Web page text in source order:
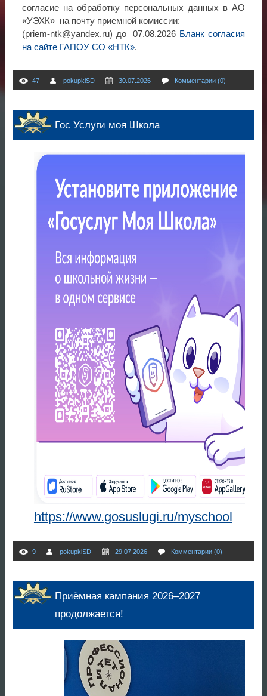
согласие на обработку персональных данных в АО
«УЭХК» на почту приемной комиссии:
(priem-ntk@yandex.ru) до 07.08.2026 Бланк согласия
на сайте ГАПОУ СО «НТК».
47 pokupkiSD 30.07.2026 Комментарии (0)
Гос Услуги моя Школа
https://www.gosuslugi.ru/myschool
9 pokupkiSD 29.07.2026 Комментарии (0)
Приёмная кампания 2026–2027
продолжается!